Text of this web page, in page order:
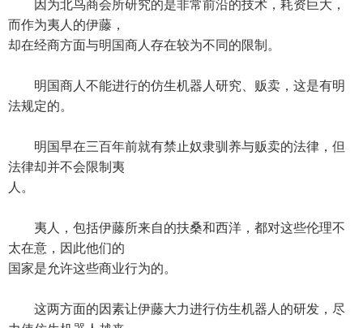
因为北鸟商会所研究的是非常前沿的技术，耗资巨大，
而作为夷人的伊藤，
却在经商方面与明国商人存在较为不同的限制。
明国商人不能进行的仿生机器人研究、贩卖，这是有明
法规定的。
明国早在三百年前就有禁止奴隶驯养与贩卖的法律，但
法律却并不会限制夷
人。
夷人，包括伊藤所来自的扶桑和西洋，都对这些伦理不
太在意，因此他们的
国家是允许这些商业行为的。
这两方面的因素让伊藤大力进行仿生机器人的研发，尽